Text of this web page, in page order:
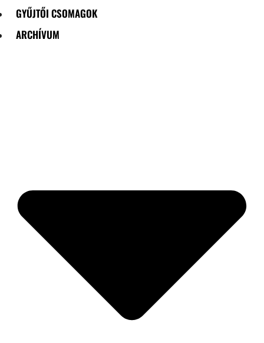
GYŰJTŐI CSOMAGOK
ARCHÍVUM